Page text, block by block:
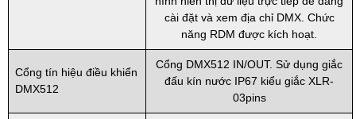
cài đặt và xem địa chỉ DMX. Chức
năng RDM được kích hoạt.
Cổng tín hiệu điều khiển
DMX512
Cổng DMX512 IN/OUT. Sử dụng giắc
đấu kín nước IP67 kiểu giắc XLR-
03pins